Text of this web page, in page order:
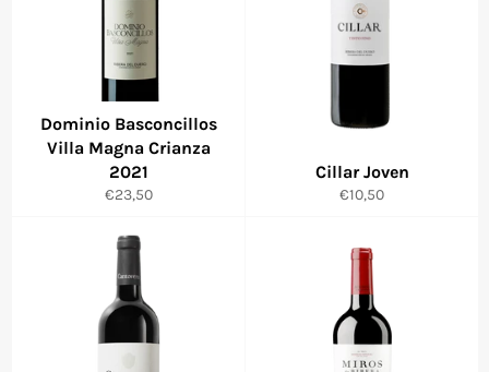
Dominio Basconcillos
Villa Magna Crianza
2021
Precio
€23,50
Cillar Joven
Precio
€10,50